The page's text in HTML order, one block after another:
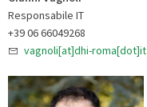
Responsabile IT
+39 06 66049268
vagnoli[at]dhi-roma[dot]it